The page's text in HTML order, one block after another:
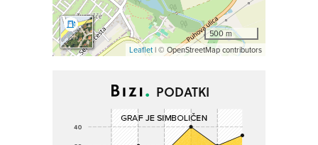
500 m
Leaflet| © OpenStreetMap contributors
PODATKI